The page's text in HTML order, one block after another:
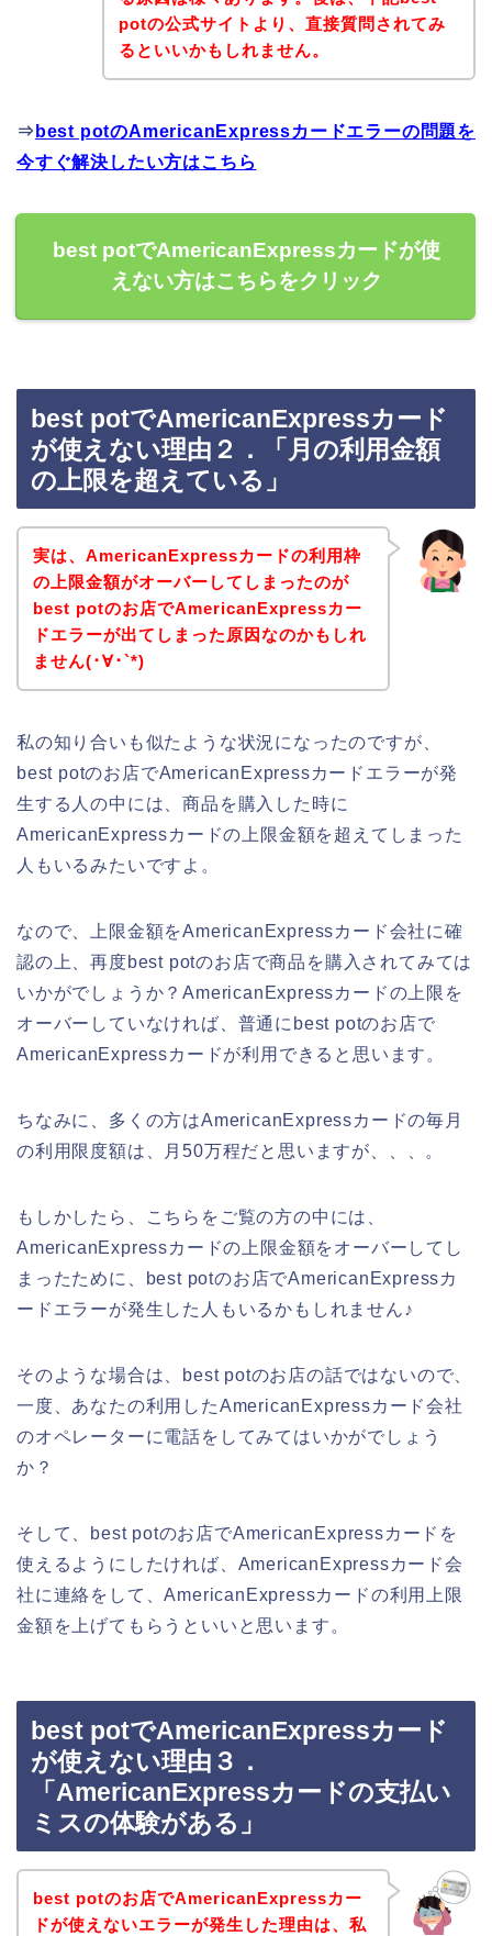
potの公式サイトより、直接質問されてみ
るといいかもしれません。
⇒ best potのAmericanExpressカードエラーの問題を
今すぐ解決したい方はこちら
best potでAmericanExpressカードが使
えない方はこちらをクリック
best potでAmericanExpressカード
が使えない理由２．「月の利用金額
の上限を超えている」
実は、AmericanExpressカードの利用枠
の上限金額がオーバーしてしまったのが
best potのお店でAmericanExpressカー
ドエラーが出てしまった原因なのかもしれ
ません(･∀･`*)
私の知り合いも似たような状況になったのですが、
best potのお店でAmericanExpressカードエラーが発
生する人の中には、商品を購入した時に
AmericanExpressカードの上限金額を超えてしまった
人もいるみたいですよ。
なので、上限金額をAmericanExpressカード会社に確
認の上、再度best potのお店で商品を購入されてみては
いかがでしょうか？AmericanExpressカードの上限を
オーバーしていなければ、普通にbest potのお店で
AmericanExpressカードが利用できると思います。
ちなみに、多くの方はAmericanExpressカードの毎月
の利用限度額は、月50万程だと思いますが、、、。
もしかしたら、こちらをご覧の方の中には、
AmericanExpressカードの上限金額をオーバーしてし
まったために、best potのお店でAmericanExpressカ
ードエラーが発生した人もいるかもしれません♪
そのような場合は、best potのお店の話ではないので、
一度、あなたの利用したAmericanExpressカード会社
のオペレーターに電話をしてみてはいかがでしょう
か？
そして、best potのお店でAmericanExpressカードを
使えるようにしたければ、AmericanExpressカード会
社に連絡をして、AmericanExpressカードの利用上限
金額を上げてもらうといいと思います。
best potでAmericanExpressカード
が使えない理由３．
「AmericanExpressカードの支払い
ミスの体験がある」
best potのお店でAmericanExpressカー
ドが使えないエラーが発生した理由は、私